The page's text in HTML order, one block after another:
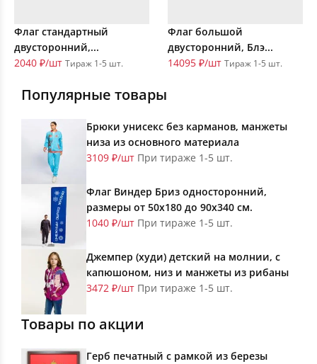
Флаг стандартный
двусторонний,...
2040 ₽/шт Тираж 1-5 шт.
Флаг большой
двусторонний, Блэ...
14095 ₽/шт Тираж 1-5 шт.
Популярные товары
Брюки унисекс без карманов, манжеты
низа из основного материала
3109 ₽/шт При тираже 1-5 шт.
Флаг Виндер Бриз односторонний,
размеры от 50х180 до 90х340 см.
1040 ₽/шт При тираже 1-5 шт.
Джемпер (худи) детский на молнии, с
капюшоном, низ и манжеты из рибаны
3472 ₽/шт При тираже 1-5 шт.
Товары по акции
Герб печатный с рамкой из березы